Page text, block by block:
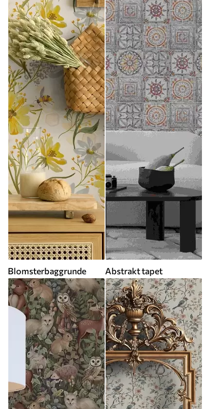
Blomsterbaggrunde Abstrakt tapet